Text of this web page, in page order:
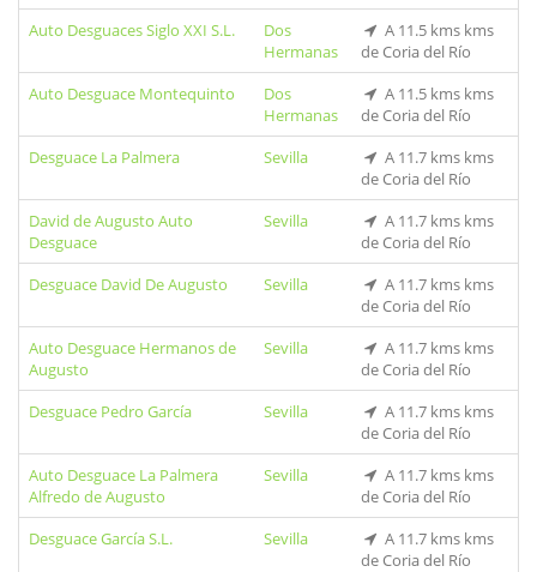
Auto Desguaces Siglo XXI S.L.
Dos
Hermanas
A 11.5 kms kms
de Coria del Río
Auto Desguace Montequinto
Dos
Hermanas
A 11.5 kms kms
de Coria del Río
Desguace La Palmera
Sevilla
A 11.7 kms kms
de Coria del Río
David de Augusto Auto
Desguace
Sevilla
A 11.7 kms kms
de Coria del Río
Desguace David De Augusto
Sevilla
A 11.7 kms kms
de Coria del Río
Auto Desguace Hermanos de
Augusto
Sevilla
A 11.7 kms kms
de Coria del Río
Desguace Pedro García
Sevilla
A 11.7 kms kms
de Coria del Río
Auto Desguace La Palmera
Alfredo de Augusto
Sevilla
A 11.7 kms kms
de Coria del Río
Desguace García S.L.
Sevilla
A 11.7 kms kms
de Coria del Río